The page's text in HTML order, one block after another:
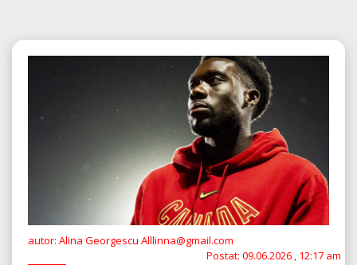
autor: Alina Georgescu Alllinna@gmail.com
Postat: 09.06.2026 , 12:17 am